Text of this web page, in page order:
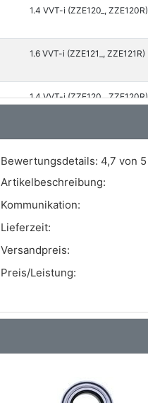
1.4 VVT-i (ZZE120_, ZZE120R)
1.6 VVT-i (ZZE121_, ZZE121R)
1.4 VVT-i (ZZE120_, ZZE120R)
1.6 VVT-i (ZZE121_, ZZE121R)
1.6 VVT-i (ZZE121_, ZZE121R)
Bewertungsdetails: 4,7 von 5
Artikelbeschreibung:
Kommunikation:
Lieferzeit:
Versandpreis:
Preis/Leistung: